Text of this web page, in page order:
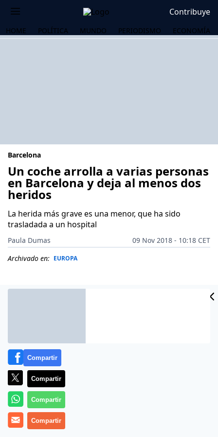
Contribuye
HOME POLÍTICA MUNDO PERIODISMO ECONOMÍA
Barcelona
Un coche arrolla a varias personas
en Barcelona y deja al menos dos
heridos
La herida más grave es una menor, que ha sido
trasladada a un hospital
Paula Dumas
09 Nov 2018 - 10:18 CET
Archivado en: EUROPA
Más información
Compartir
Compartir
Compartir
Compartir